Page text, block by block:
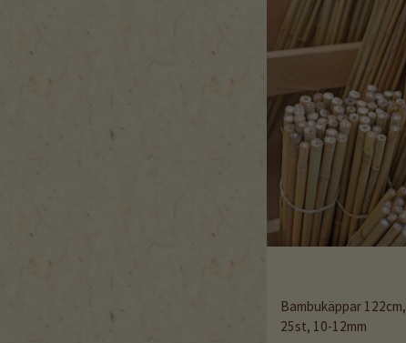
Bambukäppar 122cm,
25st, 10-12mm